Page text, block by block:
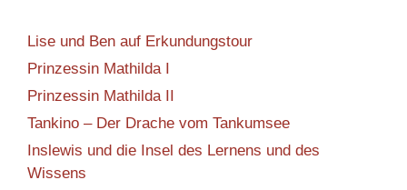
Lise und Ben auf Erkundungstour
Prinzessin Mathilda I
Prinzessin Mathilda II
Tankino – Der Drache vom Tankumsee
Inslewis und die Insel des Lernens und des
Wissens